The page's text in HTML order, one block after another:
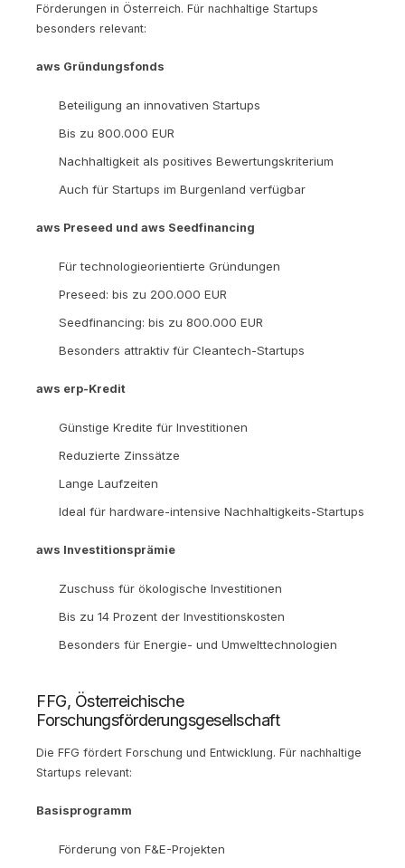
Förderungen in Österreich. Für nachhaltige Startups
besonders relevant:
aws Gründungsfonds
Beteiligung an innovativen Startups
Bis zu 800.000 EUR
Nachhaltigkeit als positives Bewertungskriterium
Auch für Startups im Burgenland verfügbar
aws Preseed und aws Seedfinancing
Für technologieorientierte Gründungen
Preseed: bis zu 200.000 EUR
Seedfinancing: bis zu 800.000 EUR
Besonders attraktiv für Cleantech-Startups
aws erp-Kredit
Günstige Kredite für Investitionen
Reduzierte Zinssätze
Lange Laufzeiten
Ideal für hardware-intensive Nachhaltigkeits-Startups
aws Investitionsprämie
Zuschuss für ökologische Investitionen
Bis zu 14 Prozent der Investitionskosten
Besonders für Energie- und Umwelttechnologien
FFG, Österreichische
Forschungsförderungsgesellschaft
Die FFG fördert Forschung und Entwicklung. Für nachhaltige
Startups relevant:
Basisprogramm
Förderung von F&E-Projekten